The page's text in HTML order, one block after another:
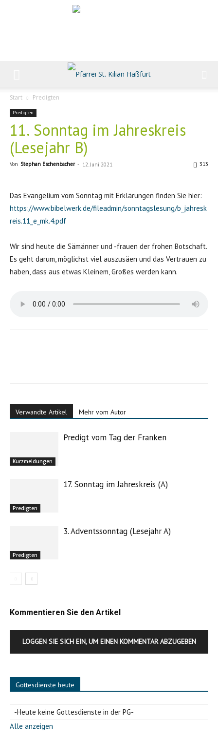
Start Predigten
Predigten
11. Sonntag im Jahreskreis
(Lesejahr B)
Von Stephan Eschenbacher - 12. Juni 2021 313
Das Evangelium vom Sonntag mit Erklärungen finden Sie hier:
https://www.bibelwerk.de/fileadmin/sonntagslesung/b_jahresk
reis.11_e_mk.4.pdf
Wir sind heute die Sämänner und -frauen der frohen Botschaft.
Es geht darum, möglichst viel auszusäen und das Vertrauen zu
haben, dass aus etwas Kleinem, Großes werden kann.
Verwandte Artikel Mehr vom Autor
Kurzmeldungen
Predigt vom Tag der Franken
Predigten
17. Sonntag im Jahreskreis (A)
Predigten
3. Adventssonntag (Lesejahr A)
Kommentieren Sie den Artikel
LOGGEN SIE SICH EIN, UM EINEN KOMMENTAR ABZUGEBEN
Gottesdienste heute
-Heute keine Gottesdienste in der PG-
Alle anzeigen